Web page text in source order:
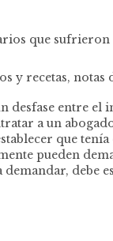
que
y recetas, notas
desfase entre el
a un
que
pueden
debe